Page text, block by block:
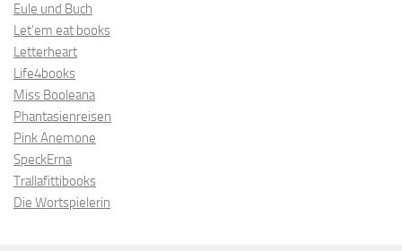
Eule und Buch
Let’em eat books
Letterheart
Life4books
Miss Booleana
Phantasienreisen
Pink Anemone
SpeckErna
Trallafittibooks
Die Wortspielerin